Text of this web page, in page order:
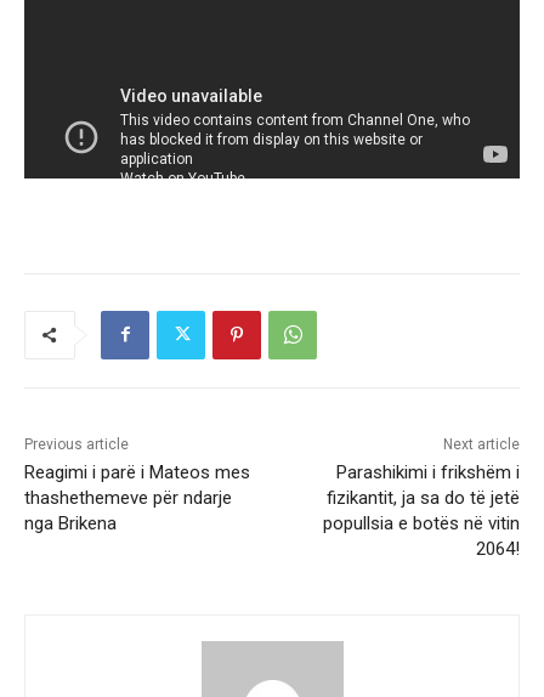
Previous article
Reagimi i parë i Mateos mes
thashethemeve për ndarje
nga Brikena
Next article
Parashikimi i frikshëm i
fizikantit, ja sa do të jetë
popullsia e botës në vitin
2064!